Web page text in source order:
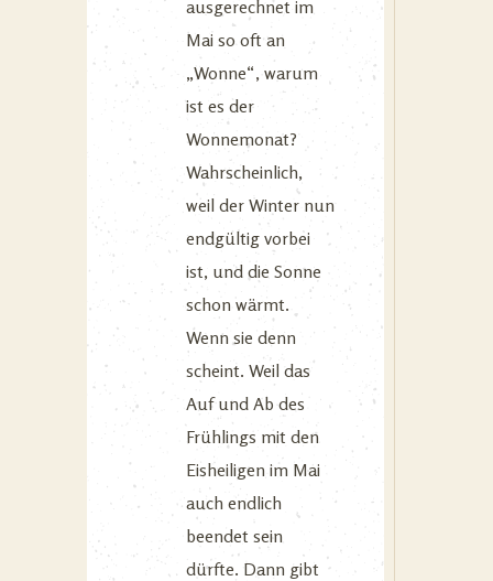
ausgerechnet im
Mai so oft an
„Wonne“, warum
ist es der
Wonnemonat?
Wahrscheinlich,
weil der Winter nun
endgültig vorbei
ist, und die Sonne
schon wärmt.
Wenn sie denn
scheint. Weil das
Auf und Ab des
Frühlings mit den
Eisheiligen im Mai
auch endlich
beendet sein
dürfte. Dann gibt